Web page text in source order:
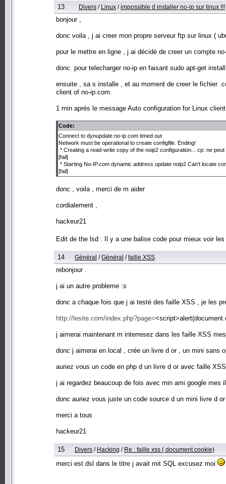
13 Divers / Linux /impossible d installer no-ip sur linux !!!
bonjour ,
donc voila , j ai creer mon propre serveur ftp sur linux (
pour le mettre en ligne , j ai décidé de creer un compte
donc pour telecharger no-ip en faisant sudo apt-get
ensuite , sa s installe , et au moment de creer le fichier
client of no-ip.com.
1 min aprés le message Auto configuration for Linux
Code:
Connect to dynupdate.no-ip.com timed out
Network must be operational to create configfile. Ending!
* Creating a read-write copy of the noip2 configuration... cp: ne
[fail]
* Starting No-IP.com dynamic address update noip2 Can't locate
[fail]
donc , voila , merci de m aider
cordialement ,
hackeur21
Edit de the lsd : Il y a une balise code pour mieux voir
14 Général /Général /faille XSS
rebonjour .
j ai un autre probleme :s
donc a chaque fois que j ai testé des faille XSS , je les
http://lesite.com/index.php?page=
j aimerai maintenant m interresez dans les faille XSS
donc j aimerai en local , crée un livre d or , un mini sans
auriez vous un code en php d un livre d or avec faille
j ai regardez beaucoup de fois avec min ami google mes
donc auriez vous juste un code source d un mini livre d
merci a tous
hackeur21
15 Divers / Hacking / Re : faille xss ( document.cookie)
merci est dsl dans le titre j avait mit SQL excusez moi